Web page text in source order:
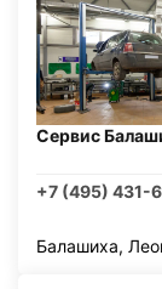
Сервис
+7 (495) 431-
Балашиха,